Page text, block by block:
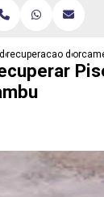
pisos
recuperacao de piso